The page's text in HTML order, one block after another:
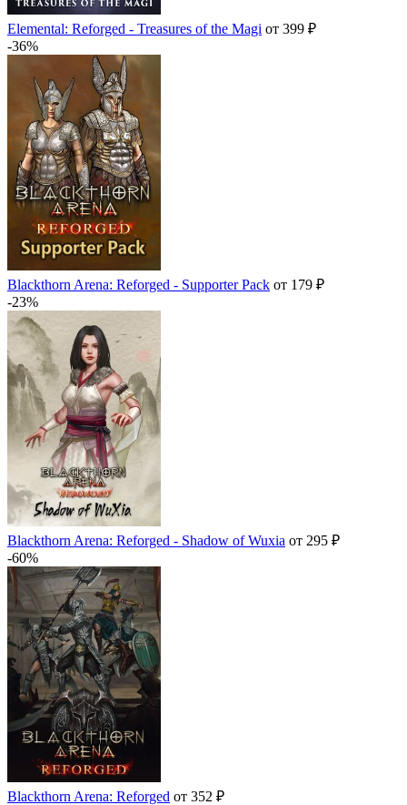
Elemental: Reforged - Treasures of the Magi от 399 ₽
-36%
Blackthorn Arena: Reforged - Supporter Pack от 179 ₽
-23%
Blackthorn Arena: Reforged - Shadow of Wuxia от 295 ₽
-60%
Blackthorn Arena: Reforged от 352 ₽